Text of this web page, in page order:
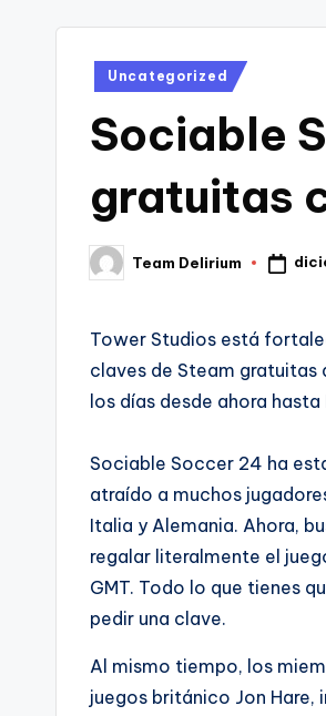
Publicado
Uncategorized
Sociable
gratuitas
Publicado
por
Team Delirium
Tower Studios está
claves de Steam gratuitas
los días desde ahora hasta
Sociable Soccer 24 ha
atraído a muchos
Italia y Alemania. Ahora,
regalar literalmente el
GMT. Todo lo que tienes
pedir una clave.
Al mismo tiempo, los
juegos británico Jon Hare,